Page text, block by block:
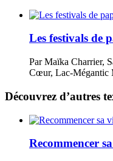
Les festivals de
Par Maïka Charrier,
Cœur, Lac-Mégantic
Découvrez d’autres
Recommencer